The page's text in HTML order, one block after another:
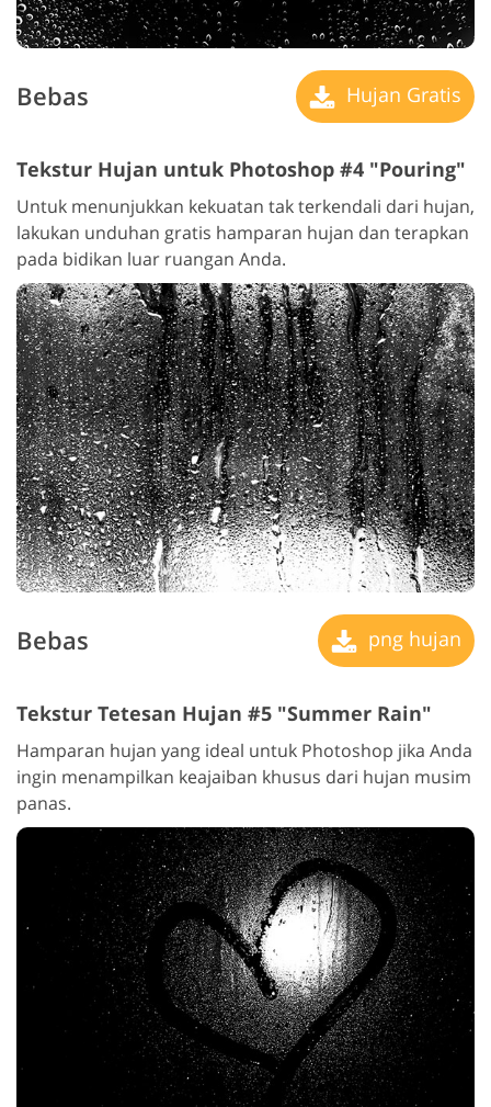
Bebas Hujan Gratis
Tekstur Hujan untuk Photoshop #4 "Pouring"
Untuk menunjukkan kekuatan tak terkendali dari hujan,
lakukan unduhan gratis hamparan hujan dan terapkan
pada bidikan luar ruangan Anda.
Bebas png hujan
Tekstur Tetesan Hujan #5 "Summer Rain"
Hamparan hujan yang ideal untuk Photoshop jika Anda
ingin menampilkan keajaiban khusus dari hujan musim
panas.